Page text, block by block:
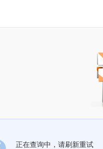
正在查询中，请刷新重试